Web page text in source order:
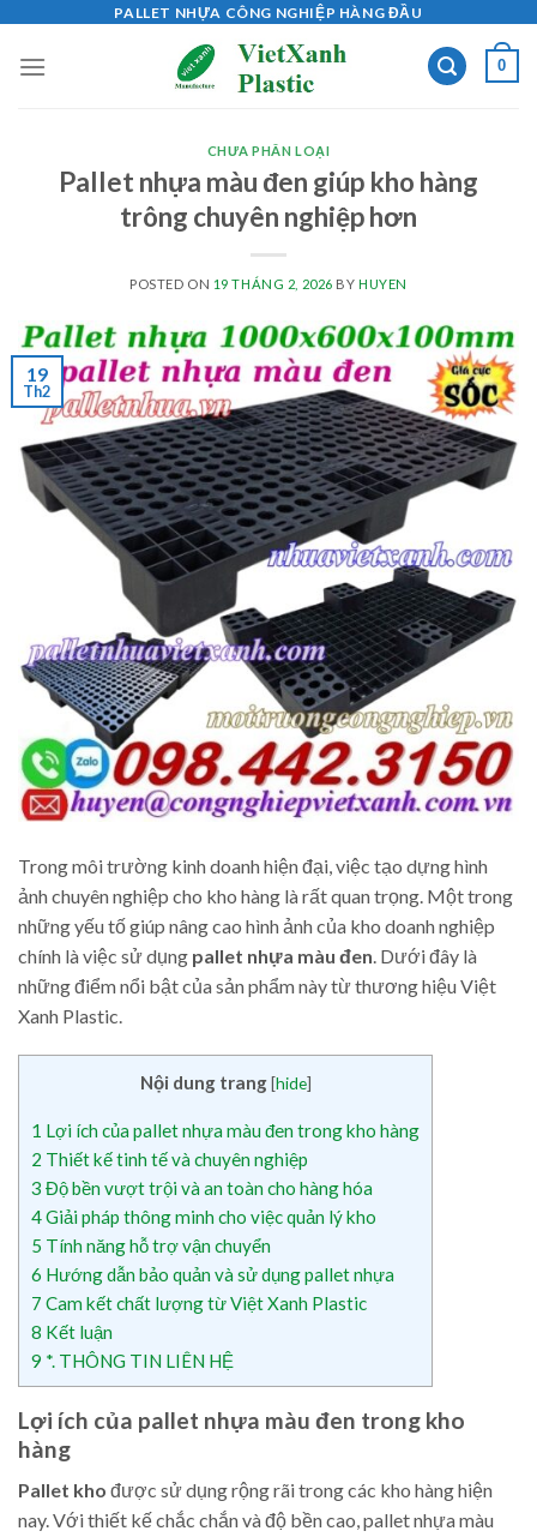
content
PALLET NHỰA CÔNG NGHIỆP HÀNG ĐẦU
0
CHƯA PHÂN LOẠI
Pallet nhựa màu đen giúp kho hàng
trông chuyên nghiệp hơn
POSTED ON 19 THÁNG 2, 2026 BY HUYEN
19
Th2
Trong môi trường kinh doanh hiện đại, việc tạo dựng hình
ảnh chuyên nghiệp cho kho hàng là rất quan trọng. Một trong
những yếu tố giúp nâng cao hình ảnh của kho doanh nghiệp
chính là việc sử dụng pallet nhựa màu đen . Dưới đây là
những điểm nổi bật của sản phẩm này từ thương hiệu Việt
Xanh Plastic.
Nội dung trang [hide]
1 Lợi ích của pallet nhựa màu đen trong kho hàng
2 Thiết kế tinh tế và chuyên nghiệp
3 Độ bền vượt trội và an toàn cho hàng hóa
4Giải pháp thông minh cho việc quản lý kho
5 Tính năng hỗ trợ vận chuyển
6 Hướng dẫn bảo quản và sử dụng pallet nhựa
7 Cam kết chất lượng từ Việt Xanh Plastic
8 Kết luận
9 *. THÔNG TIN LIÊN HỆ
Lợi ích của pallet nhựa màu đen trong kho
hàng
Pallet kho được sử dụng rộng rãi trong các kho hàng hiện
nay. Với thiết kế chắc chắn và độ bền cao, pallet nhựa màu